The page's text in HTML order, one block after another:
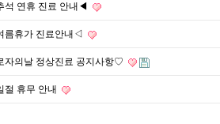
석 연휴 진료 안내◀
름휴가 진료안내◁
자의날 정상진료 공지사항♡
절 휴무 안내